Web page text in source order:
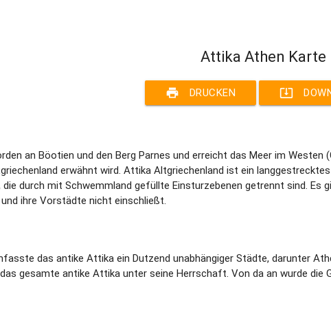
Attika Athen Karte
print DRUCKEN system_update_alt
an Böotien und den Berg Parnes und erreicht das Meer im
erwähnt wird. Attika Altgriechenland ist ein
die durch mit Schwemmland gefüllte Einsturzebenen getrennt sind.
ihre Vorstädte nicht einschließt.
das antike Attika ein Dutzend unabhängiger Städte, darunter
das gesamte antike Attika unter seine Herrschaft. Von da an wurde